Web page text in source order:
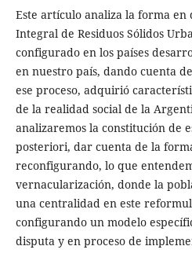
Este artículo analiza la forma en
Integral de Residuos Sólidos
configurado en los países
en nuestro país, dando cuenta
ese proceso, adquirió
de la realidad social de la
analizaremos la constitución de
posteriori, dar cuenta de la
reconfigurando, lo que
vernacularización, donde la
una centralidad en este
configurando un modelo
disputa y en proceso de